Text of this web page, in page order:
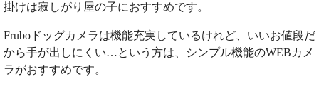
掛けは寂しがり屋の子におすすめです。
Fruboドッグカメラは機能充実しているけれど、いいお値段だ
から手が出しにくい…という方は、シンプル機能のWEBカメ
ラがおすすめです。